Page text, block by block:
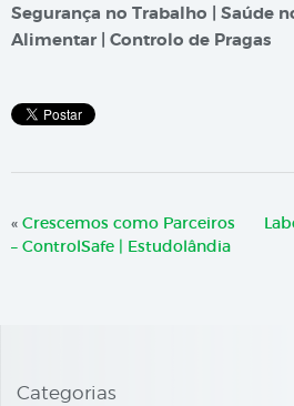
Segurança no Trabalho | Saúde
Alimentar | Controlo de Pragas
« Crescemos como Parceiros
– ControlSafe | Estudolândia
Categorias